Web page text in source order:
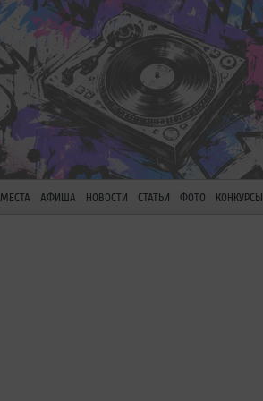
МЕСТА АФИША НОВОСТИ СТАТЬИ ФОТО КОНКУРСЫ